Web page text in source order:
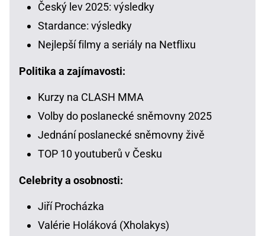
Český lev 2025: výsledky
Stardance: výsledky
Nejlepší filmy a seriály na Netflixu
Politika a zajímavosti:
Kurzy na CLASH MMA
Volby do poslanecké sněmovny 2025
Jednání poslanecké sněmovny živě
TOP 10 youtuberů v Česku
Celebrity a osobnosti:
Jiří Procházka
Valérie Holáková (Xholakys)